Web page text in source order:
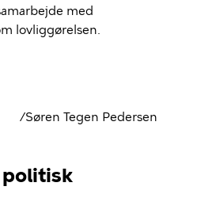
med
lovliggørelsen.
/Søren Tegen Pedersen
politisk